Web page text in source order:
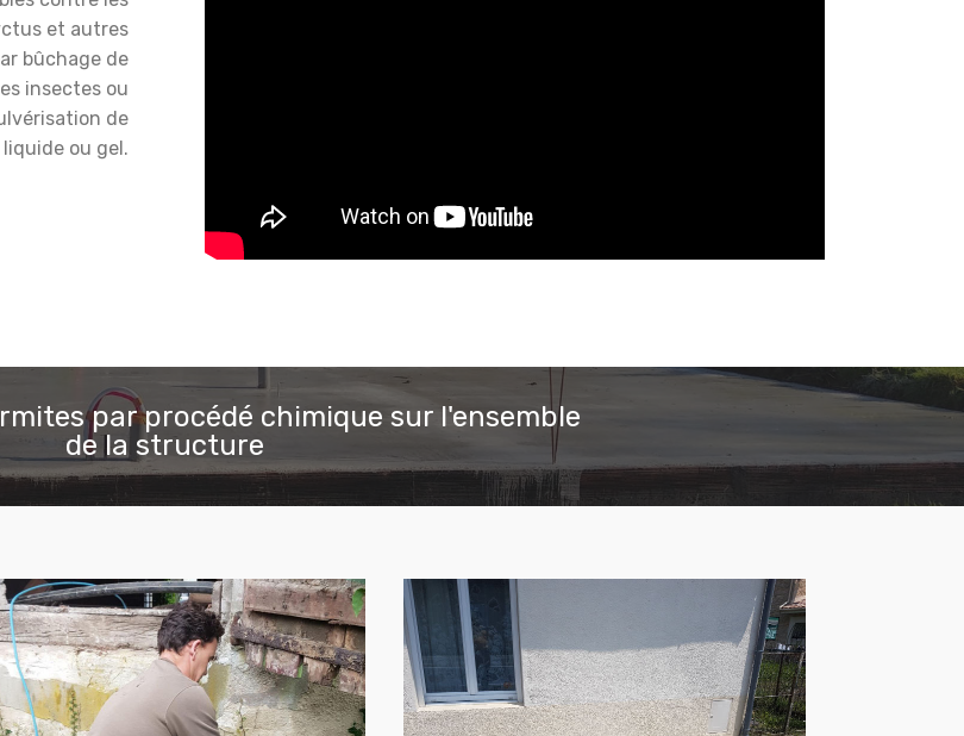
et autres
bûchage de
insectes ou
de
ou gel.
par procédé chimique sur l'ensemble
de la structure